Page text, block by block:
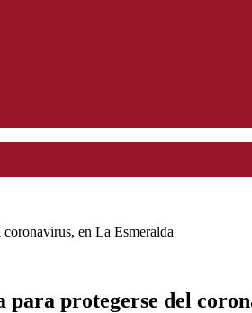
en La Esmeralda
protegerse del